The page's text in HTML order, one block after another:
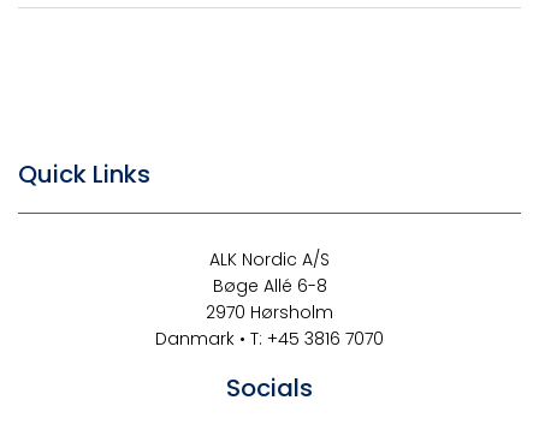
Quick Links
ALK Nordic A/S
Bøge Allé 6-8
2970 Hørsholm
Danmark • T: +45 3816 7070
Socials